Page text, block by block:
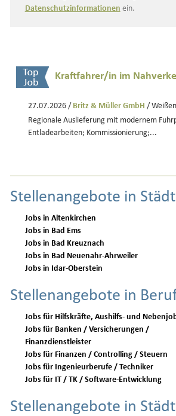
Datenschutzinformationen ein.
Kraftfahrer/in im
27.07.2026 / Britz & Müller GmbH /
Regionale Auslieferung mit modernem
Entladearbeiten; Kommissionierung;...
Stellenangebote in
Jobs in Altenkirchen
Jobs in Bad Ems
Jobs in Bad Kreuznach
Jobs in Bad Neuenahr-Ahrweiler
Jobs in Idar-Oberstein
Stellenangebote in
Jobs für Hilfskräfte, Aushilfs- und
Jobs für Banken / Versicherungen /
Finanzdienstleister
Jobs für Finanzen / Controlling / Steuern
Jobs für Ingenieurberufe / Techniker
Jobs für IT / TK / Software-Entwicklung
Stellenangebote in